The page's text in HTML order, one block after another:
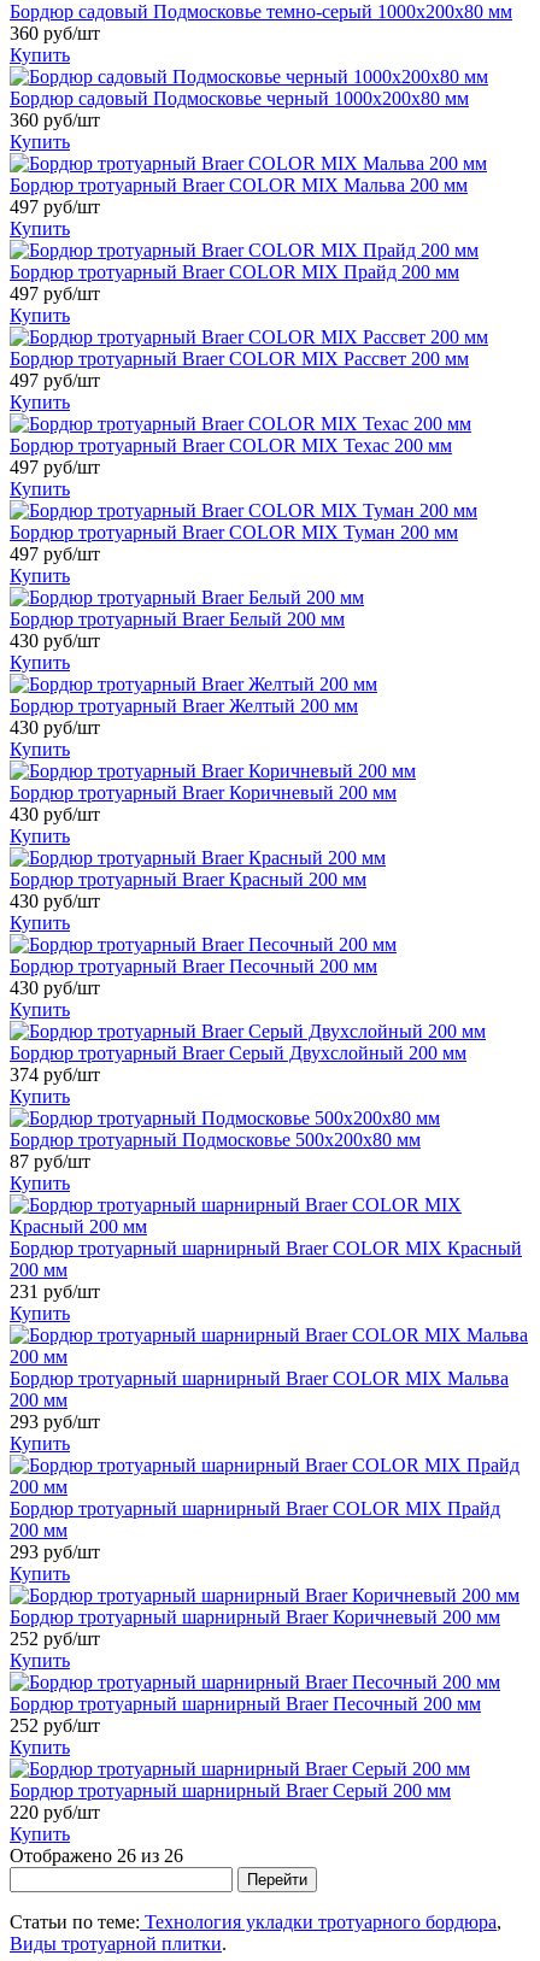
Бордюр садовый Подмосковье темно-серый 1000x200x80 мм
360 руб/шт
Купить
Бордюр садовый Подмосковье черный 1000x200x80 мм
360 руб/шт
Купить
Бордюр тротуарный Braer COLOR MIX Мальва 200 мм
497 руб/шт
Купить
Бордюр тротуарный Braer COLOR MIX Прайд 200 мм
497 руб/шт
Купить
Бордюр тротуарный Braer COLOR MIX Рассвет 200 мм
497 руб/шт
Купить
Бордюр тротуарный Braer COLOR MIX Техас 200 мм
497 руб/шт
Купить
Бордюр тротуарный Braer COLOR MIX Туман 200 мм
497 руб/шт
Купить
Бордюр тротуарный Braer Белый 200 мм
430 руб/шт
Купить
Бордюр тротуарный Braer Желтый 200 мм
430 руб/шт
Купить
Бордюр тротуарный Braer Коричневый 200 мм
430 руб/шт
Купить
Бордюр тротуарный Braer Красный 200 мм
430 руб/шт
Купить
Бордюр тротуарный Braer Песочный 200 мм
430 руб/шт
Купить
Бордюр тротуарный Braer Серый Двухслойный 200 мм
374 руб/шт
Купить
Бордюр тротуарный Подмосковье 500x200x80 мм
87 руб/шт
Купить
Бордюр тротуарный шарнирный Braer COLOR MIX Красный
200 мм
231 руб/шт
Купить
Бордюр тротуарный шарнирный Braer COLOR MIX Мальва
200 мм
293 руб/шт
Купить
Бордюр тротуарный шарнирный Braer COLOR MIX Прайд
200 мм
293 руб/шт
Купить
Бордюр тротуарный шарнирный Braer Коричневый 200 мм
252 руб/шт
Купить
Бордюр тротуарный шарнирный Braer Песочный 200 мм
252 руб/шт
Купить
Бордюр тротуарный шарнирный Braer Серый 200 мм
220 руб/шт
Купить
Отображено 26 из 26
Перейти
Статьи по теме: Технология укладки тротуарного бордюра,
Виды тротуарной плитки.